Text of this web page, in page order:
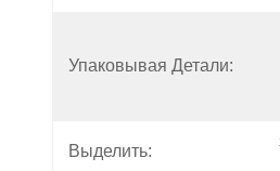
Упаковывая Детали:
Выделить: